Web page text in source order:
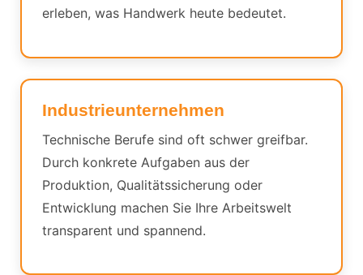
erleben, was Handwerk heute bedeutet.
Industrieunternehmen
Technische Berufe sind oft schwer greifbar.
Durch konkrete Aufgaben aus der
Produktion, Qualitätssicherung oder
Entwicklung machen Sie Ihre Arbeitswelt
transparent und spannend.